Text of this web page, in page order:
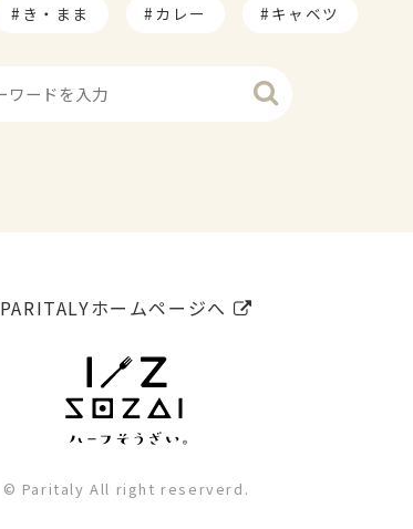
き・まま カレー キャベツ
PARITALYホームページへ
© Paritaly All right reserverd.